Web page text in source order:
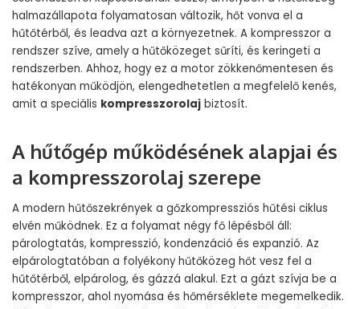
halmazállapota folyamatosan változik, hőt vonva el a
hűtőtérből, és leadva azt a környezetnek. A kompresszor a
rendszer szíve, amely a hűtőközeget sűríti, és keringeti a
rendszerben. Ahhoz, hogy ez a motor zökkenőmentesen és
hatékonyan működjön, elengedhetetlen a megfelelő kenés,
amit a speciális kompresszorolaj biztosít.
A hűtőgép működésének alapjai és
a kompresszorolaj szerepe
A modern hűtőszekrények a gőzkompressziós hűtési ciklus
elvén működnek. Ez a folyamat négy fő lépésből áll:
párologtatás, kompresszió, kondenzáció és expanzió. Az
elpárologtatóban a folyékony hűtőközeg hőt vesz fel a
hűtőtérből, elpárolog, és gázzá alakul. Ezt a gázt szívja be a
kompresszor, ahol nyomása és hőmérséklete megemelkedik.